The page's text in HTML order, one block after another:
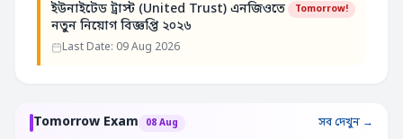
ইউনাইটেড ট্রাস্ট (United Trust) এনজিওতে
নতুন নিয়োগ বিজ্ঞপ্তি ২০২৬
Tomorrow!
Last Date: 09 Aug 2026
Tomorrow Exam 08 Aug সব দেখুন →